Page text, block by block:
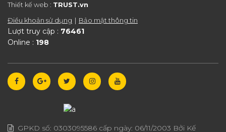
Thiết kế web : TRUST.vn
Điều khoản sử dụng
Bảo mật thông tin
Lượt truy cập : 76461
Online : 198
GPKD số: 0303095586 cấp ngày: 06/11/2003 Bởi Kế